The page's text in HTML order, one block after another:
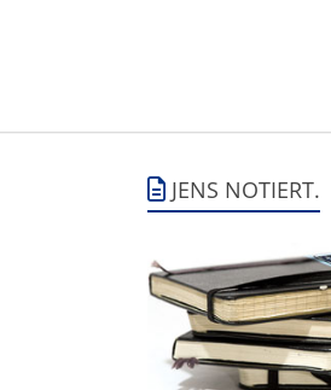
JENS NOTIERT.